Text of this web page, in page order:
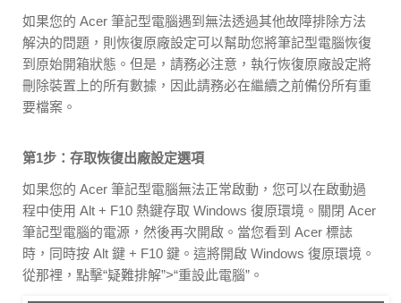
如果您的 Acer 筆記型電腦遇到無法透過其他故障排除方法
解決的問題，則恢復原廠設定可以幫助您將筆記型電腦恢復
到原始開箱狀態。但是，請務必注意，執行恢復原廠設定將
刪除裝置上的所有數據，因此請務必在繼續之前備份所有重
要檔案。
第1步：存取恢復出廠設定選項
如果您的 Acer 筆記型電腦無法正常啟動，您可以在啟動過
程中使用 Alt + F10 熱鍵存取 Windows 復原環境。關閉 Acer
筆記型電腦的電源，然後再次開啟。當您看到 Acer 標誌
時，同時按 Alt 鍵 + F10 鍵。這將開啟 Windows 復原環境。
從那裡，點擊“疑難排解”>“重設此電腦”。